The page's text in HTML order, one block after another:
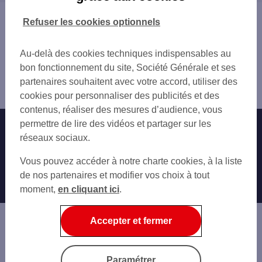
ST FARGEAU PONTHIERRY
LIEUSAINT CARRE SENART
AVON
ST PIERRE DU PERRAY
FONTAINEBLEAU
CORBEIL-ESSONNES
COMBS LA VILLE
VILLABE
BRIE COMTE ROBERT
MORMANT
SOISY SUR SEINE
EVRY MONTESPAN
DAMMARIE-LES-LYS
SAINT-FARGEAU-PONTHIERRY
MOISSY-CRAMAYEL
LIEUSAINT
AVON
FONTAINEBLEAU
CORBEIL-ESSONNES
COMBS-LA-VILLE
BRIE-COMTE-ROBERT
ÉPINAY-SOUS-SÉNART
COURCOURONNES
RIS-ORANGIS
Vous êtes ici : Accueil
Melun
Agence MELUN PASTEUR
Nos engagements Nous contacter
Autres sites SG
Professionnels
Entreprises
Associations
Banque privée
Economie Publique
Informations légales
Au-delà des cookies techniques indispensables au
bon fonctionnement du site, Société Générale et ses
partenaires souhaitent avec votre accord, utiliser des
cookies pour personnaliser des publicités et des
contenus, réaliser des mesures d’audience, vous
permettre de lire des vidéos et partager sur les
réseaux sociaux.
Vous pouvez accéder à notre charte cookies, à la liste
de nos partenaires et modifier vos choix à tout
moment, en cliquant ici.
Refuser les cookies optionnels
Accepter et fermer
Paramétrer